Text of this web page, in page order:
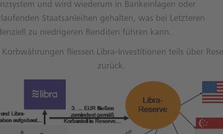
und wird wiederum in Bankeinlagen oder
Staatsanleihen gehalten, was bei Letzteren
zu niedrigeren Renditen führen kann.
Korbwährungen fliessen Libra-Investitionen teils über
zurück.